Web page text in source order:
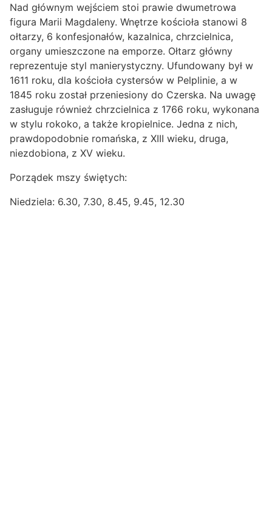
Nad głównym wejściem stoi prawie dwumetrowa
figura Marii Magdaleny. Wnętrze kościoła stanowi 8
ołtarzy, 6 konfesjonałów, kazalnica, chrzcielnica,
organy umieszczone na emporze. Ołtarz główny
reprezentuje styl manierystyczny. Ufundowany był w
1611 roku, dla kościoła cystersów w Pelplinie, a w
1845 roku został przeniesiony do Czerska. Na uwagę
zasługuje również chrzcielnica z 1766 roku, wykonana
w stylu rokoko, a także kropielnice. Jedna z nich,
prawdopodobnie romańska, z XIII wieku, druga,
niezdobiona, z XV wieku.
Porządek mszy świętych:
Niedziela: 6.30, 7.30, 8.45, 9.45, 12.30